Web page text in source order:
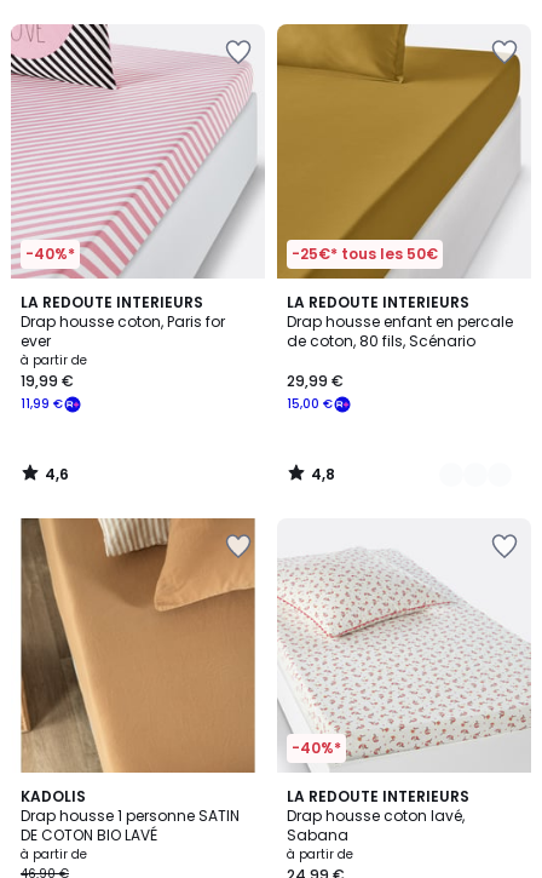
-40%*
LA REDOUTE INTERIEURS
Drap housse coton, Paris for
ever
à partir de
11,99 €
19,99 €
4,6
/ 5
4,6
/
-25€* tous les 50€
LA REDOUTE INTERIEURS
Drap housse enfant en percale
de coton, 80 fils, Scénario
15,00 €
29,99 €
4,8
/ 5
2
Couleurs
4,8
/
KADOLIS
Drap housse 1 personne SATIN
DE COTON BIO LAVÉ
à partir de
46,90 €
7
Couleurs
-40%*
LA REDOUTE INTERIEURS
Drap housse coton lavé,
Sabana
à partir de
4,4
/ 5